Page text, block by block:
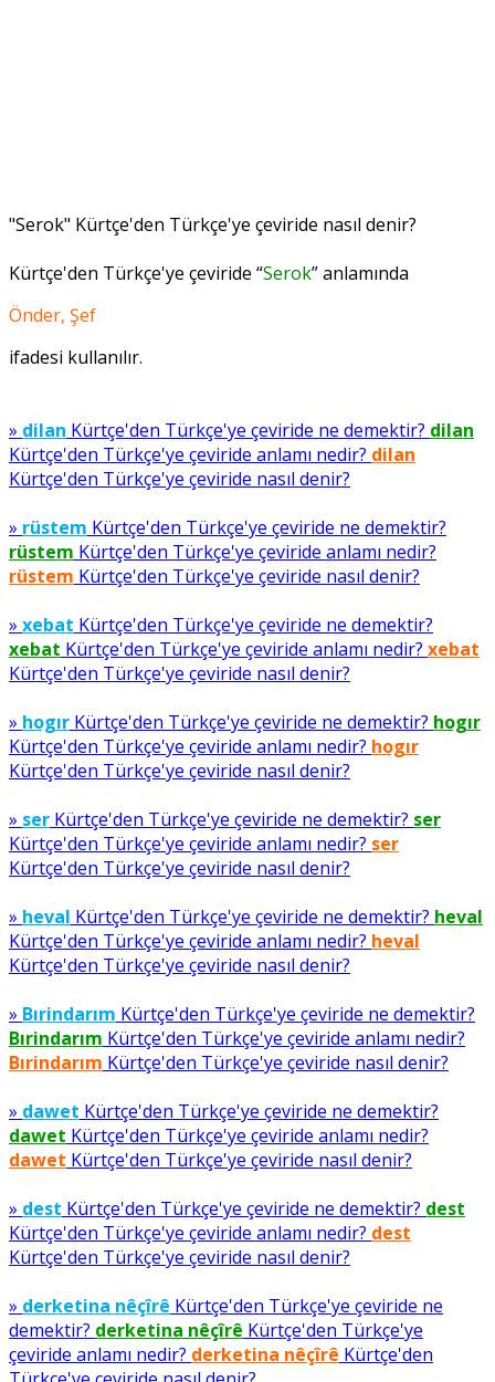
"Serok" Kürtçe'den Türkçe'ye çeviride nasıl denir?
Kürtçe'den Türkçe'ye çeviride “Serok” anlamında
Önder, Şef
ifadesi kullanılır.
» dilan Kürtçe'den Türkçe'ye çeviride ne demektir? dilan
Kürtçe'den Türkçe'ye çeviride anlamı nedir? dilan
Kürtçe'den Türkçe'ye çeviride nasıl denir?
» rüstem Kürtçe'den Türkçe'ye çeviride ne demektir?
rüstem Kürtçe'den Türkçe'ye çeviride anlamı nedir?
rüstem Kürtçe'den Türkçe'ye çeviride nasıl denir?
» xebat Kürtçe'den Türkçe'ye çeviride ne demektir?
xebat Kürtçe'den Türkçe'ye çeviride anlamı nedir? xebat
Kürtçe'den Türkçe'ye çeviride nasıl denir?
» hogır Kürtçe'den Türkçe'ye çeviride ne demektir? hogır
Kürtçe'den Türkçe'ye çeviride anlamı nedir? hogır
Kürtçe'den Türkçe'ye çeviride nasıl denir?
» ser Kürtçe'den Türkçe'ye çeviride ne demektir? ser
Kürtçe'den Türkçe'ye çeviride anlamı nedir? ser
Kürtçe'den Türkçe'ye çeviride nasıl denir?
» heval Kürtçe'den Türkçe'ye çeviride ne demektir? heval
Kürtçe'den Türkçe'ye çeviride anlamı nedir? heval
Kürtçe'den Türkçe'ye çeviride nasıl denir?
» Bırindarım Kürtçe'den Türkçe'ye çeviride ne demektir?
Bırindarım Kürtçe'den Türkçe'ye çeviride anlamı nedir?
Bırindarım Kürtçe'den Türkçe'ye çeviride nasıl denir?
» dawet Kürtçe'den Türkçe'ye çeviride ne demektir?
dawet Kürtçe'den Türkçe'ye çeviride anlamı nedir?
dawet Kürtçe'den Türkçe'ye çeviride nasıl denir?
» dest Kürtçe'den Türkçe'ye çeviride ne demektir? dest
Kürtçe'den Türkçe'ye çeviride anlamı nedir? dest
Kürtçe'den Türkçe'ye çeviride nasıl denir?
» derketina nêçîrê Kürtçe'den Türkçe'ye çeviride ne
demektir? derketina nêçîrê Kürtçe'den Türkçe'ye
çeviride anlamı nedir? derketina nêçîrê Kürtçe'den